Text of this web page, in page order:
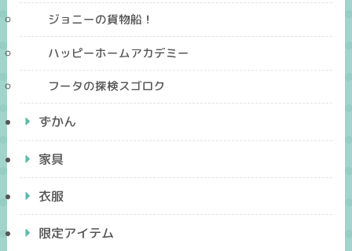
ジョニーの貨物船！
ハッピーホームアカデミー
フータの探検スゴロク
ずかん
家具
衣服
限定アイテム